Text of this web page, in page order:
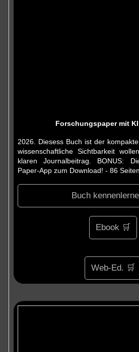
Forschungspaper mit
2026. Diesess Buch ist der
wissenschaftliche Sichtbarkeit
klaren Journalbeitrag. BONUS:
Paper-App zum Download! - 86 Seiten.
Buch
Ebook 🛒
Web-Ed. 🛒